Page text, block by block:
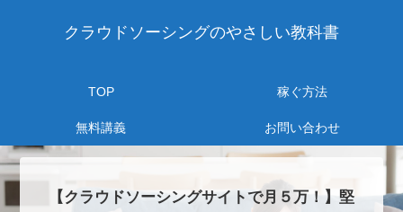
クラウドソーシングのやさしい教科書
TOP 稼ぐ方法
無料講義 お問い合わせ
【クラウドソーシングサイトで月５万！】堅